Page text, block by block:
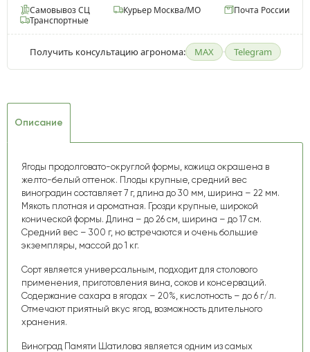
Самовывоз СЦ
Курьер Москва/МО
Почта России
Транспортные
Получить консультацию агронома: MAX · Telegram
Описание
Ягоды продолговато-округлой формы, кожица окрашена в
желто-белый оттенок. Плоды крупные, средний вес
виноградин составляет 7 г, длина до 30 мм, ширина – 22 мм.
Мякоть плотная и ароматная. Грозди крупные, широкой
конической формы. Длина – до 26 см, ширина – до 17 см.
Средний вес – 300 г, но встречаются и очень большие
экземпляры, массой до 1 кг.
Сорт является универсальным, подходит для столового
применения, приготовления вина, соков и консерваций.
Содержание сахара в ягодах – 20%, кислотность – до 6 г/л.
Отмечают приятный вкус ягод, возможность длительного
хранения.
Виноград Памяти Шатилова является одним из самых